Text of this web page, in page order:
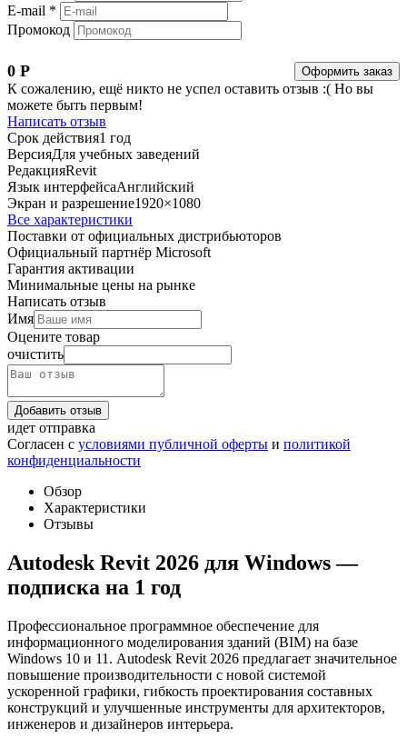
E-mail *
Промокод
0 Р Оформить заказ
К сожалению, ещё никто не успел оставить отзыв :( Но вы
можете быть первым!
Написать отзыв
Срок действия1 год
ВерсияДля учебных заведений
РедакцияRevit
Язык интерфейсаАнглийский
Экран и разрешение1920×1080
Все характеристики
Поставки от официальных дистрибьюторов
Официальный партнёр Microsoft
Гарантия активации
Минимальные цены на рынке
Написать отзыв
Имя
Оцените товар
очистить
Добавить отзыв
идет отправка
Согласен с условиями публичной оферты и политикой
конфиденциальности
Обзор
Характеристики
Отзывы
Autodesk Revit 2026 для Windows —
подписка на 1 год
Профессиональное программное обеспечение для
информационного моделирования зданий (BIM) на базе
Windows 10 и 11. Autodesk Revit 2026 предлагает значительное
повышение производительности с новой системой
ускоренной графики, гибкость проектирования составных
конструкций и улучшенные инструменты для архитекторов,
инженеров и дизайнеров интерьера.